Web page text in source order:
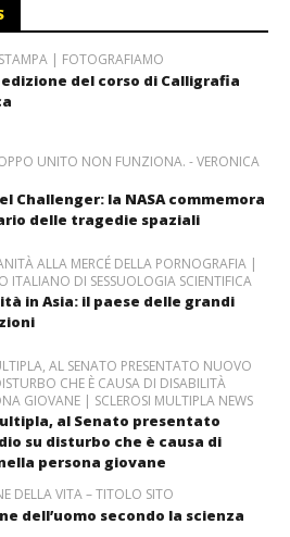
| FOTOGRAFIAMO
edizione del corso di Calligrafia
UNITO NON FUNZIONA. - VERONICA
Challenger: la NASA commemora
delle tragedie spaziali
ALLA MERCÉ DELLA PORNOGRAFIA |
ITALIANO DI SESSUOLOGIA SCIENTIFICA
in Asia: il paese delle grandi
AL SENATO PRESENTATO NUOVO
CHE È CAUSA DI DISABILITÀ
GIOVANE | SCLEROSI MULTIPLA NEWS
al Senato presentato
su disturbo che è causa di
persona giovane
DELLA VITA – TITOLO SITO
dell’uomo secondo la scienza